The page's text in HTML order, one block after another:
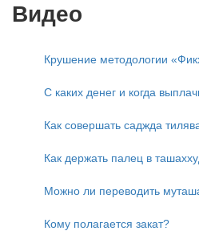
Видео
Крушение методологии
С каких денег и когда
Как совершать саджда
Как держать палец в
Можно ли переводить
Кому полагается закат?